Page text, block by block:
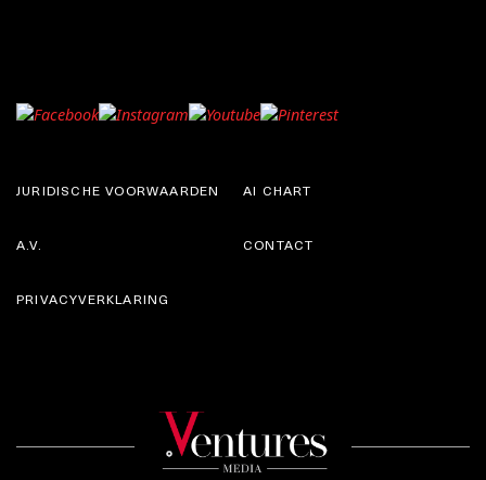
JURIDISCHE VOORWAARDEN
A.V.
AI CHART
CONTACT
PRIVACYVERKLARING